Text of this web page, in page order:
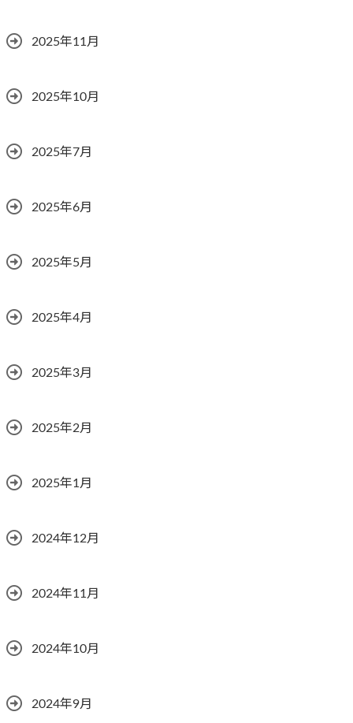
2025年11月
2025年10月
2025年7月
2025年6月
2025年5月
2025年4月
2025年3月
2025年2月
2025年1月
2024年12月
2024年11月
2024年10月
2024年9月